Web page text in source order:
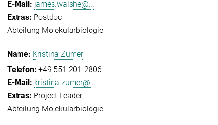
james.walshe@...
Postdoc
Abteilung Molekularbiologie
Kristina Zumer
+49 551 201-2806
kristina.zumer@...
Project Leader
Abteilung Molekularbiologie